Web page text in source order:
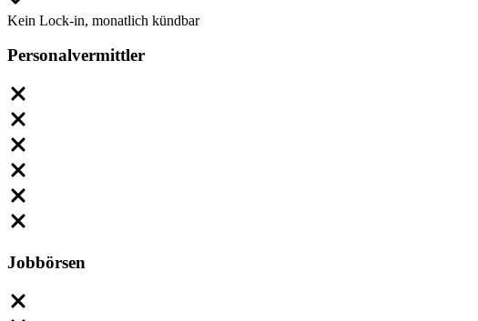
Kein Lock-in, monatlich kündbar
Personalvermittler
Jobbörsen